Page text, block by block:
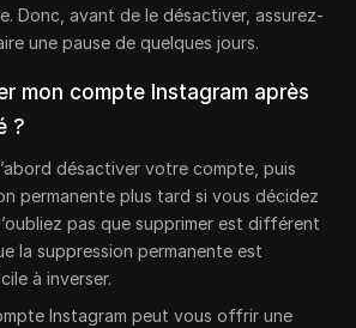
Donc, avant de le désactiver, assurez-
une pause de quelques jours.
mon compte Instagram après
?
désactiver votre compte, puis
permanente plus tard si vous décidez
pas que supprimer est différent
la suppression permanente est
à inverser.
Instagram peut vous offrir une